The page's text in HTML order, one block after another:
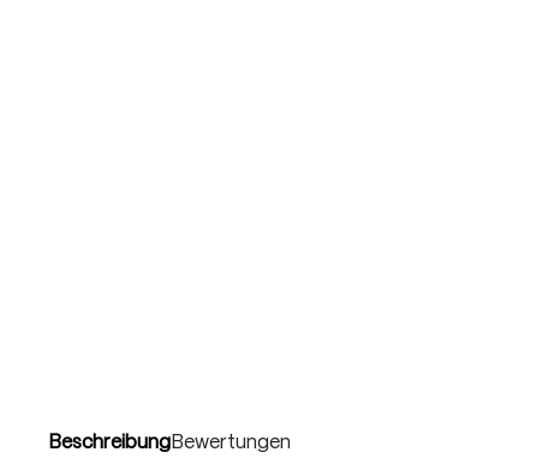
Beschreibung Bewertungen